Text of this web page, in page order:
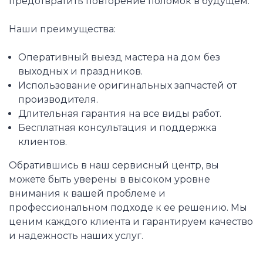
Наши преимущества:
Оперативный выезд мастера на дом без
выходных и праздников.
Использование оригинальных запчастей от
производителя.
Длительная гарантия на все виды работ.
Бесплатная консультация и поддержка
клиентов.
Обратившись в наш сервисный центр, вы
можете быть уверены в высоком уровне
внимания к вашей проблеме и
профессиональном подходе к ее решению. Мы
ценим каждого клиента и гарантируем качество
и надежность наших услуг.